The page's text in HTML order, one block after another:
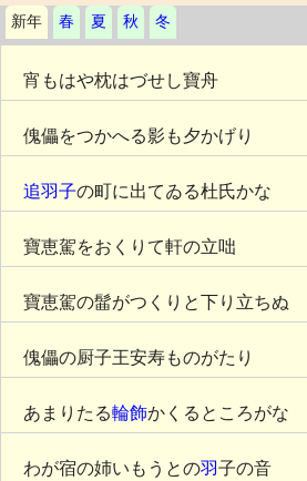
新年 春 夏 秋 冬
宵もはや枕はづせし寶舟
傀儡をつかへる影も夕かげり
追羽子の町に出てゐる杜氏かな
寶恵駕をおくりて軒の立咄
寶恵駕の髷がつくりと下り立ちぬ
傀儡の厨子王安寿ものがたり
あまりたる輪飾かくるところがな
わが宿の姉いもうとの羽子の音